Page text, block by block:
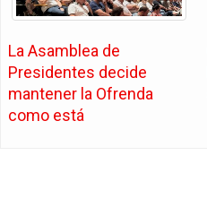
La Asamblea de
Presidentes decide
mantener la Ofrenda
como está